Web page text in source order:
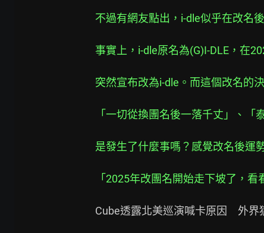
不過有網友點出，i-dle似乎在改名
事實上，i-dle原名為(G)I-DLE，在
突然宣布改為i-dle。而這個改名的
「一切從換團名後一落千丈」、「
是發生了什麼事嗎？感覺改名後運
「2025年改團名開始走下坡了，看
Cube透露北美巡演喊卡原因　外界